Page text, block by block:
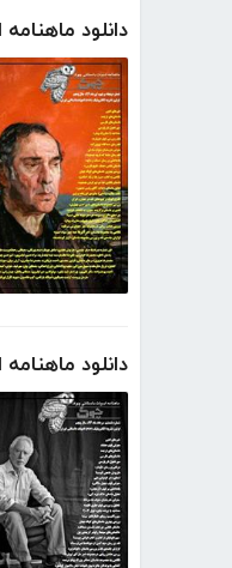
دانلود
دانلود